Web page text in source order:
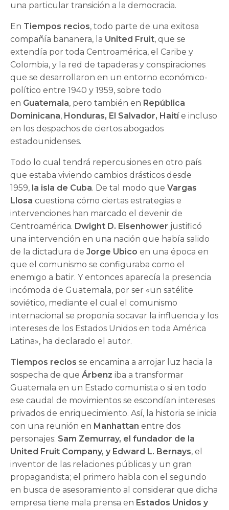
una particular transición a la democracia.
En Tiempos recios, todo parte de una exitosa
compañía bananera, la United Fruit, que se
extendía por toda Centroamérica, el Caribe y
Colombia, y la red de tapaderas y conspiraciones
que se desarrollaron en un entorno económico-
político entre 1940 y 1959, sobre todo
en Guatemala, pero también en Re­pública
Dominicana, Honduras, El Salvador, Haitíe incluso
en los despachos de ciertos abogados
estadounidenses.
Todo lo cual tendrá repercusiones en otro país
que estaba viviendo cambios drásticos desde
1959, la isla de Cuba. De tal modo queVargas
Llosa cuestiona cómo ciertas estrategias e
intervenciones han marcado el devenir de
Centroamérica. Dwight D. Eisenhower justificó
una intervención en una nación que había salido
de la dictadura de Jorge Ubico en una época en
que el comunismo se configuraba como el
enemigo a batir. Y entonces aparecía la presencia
incómoda de Guatemala, por ser «un satélite
soviético, mediante el cual el comunismo
internacional se proponía socavar la influencia y los
intereses de los Estados Unidos en toda Amé­rica
Latina», ha declarado el autor.
Tiempos recios se encamina a arrojar luz hacia la
sospecha de queÁrbenz iba a transformar
Guatema­la en un Estado comunista o si en todo
ese caudal de movimientos se escondían intereses
privados de enriquecimiento. Así, la historia se inicia
con una reunión en Manhattan entre dos
personajes: Sam Zemurray, el fundador de la
United Fruit Company, y Edward L. Bernays, el
inventor de las relaciones públicas y un gran
propagandista; el primero habla con el segundo
en busca de asesoramiento al considerar que dicha
empresa tiene mala prensa en Estados Unidos y